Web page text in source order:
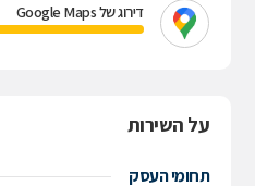
דירוג של Google Maps
על השירות
תחומי העסק